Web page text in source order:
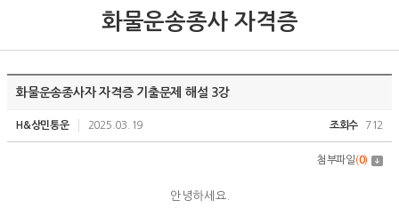
화물운송종사 자격증
화물운송종사자 자격증 기출문제 해설 3강
H&상민통운 2025.03.19 조회수 712
첨부파일(0)
안녕하세요.